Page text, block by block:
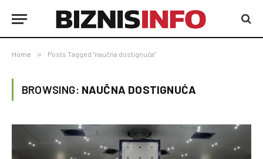
Home » Posts Tagged "naučna dostignuća"
BROWSING: NAUČNA DOSTIGNUĆA